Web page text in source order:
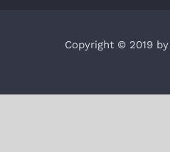
Copyright © 2019 by